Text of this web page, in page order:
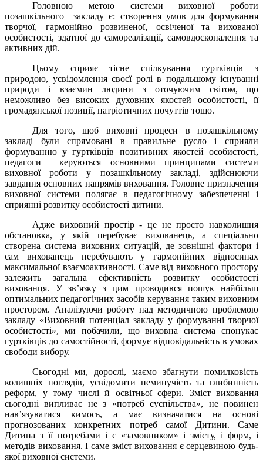
Головною метою системи виховної роботи
позашкільного закладу є: створення умов для формування
творчої, гармонійно розвиненої, освіченої та вихованої
особистості, здатної до самореалізації, самовдосконалення та
активних дій.
Цьому сприяє тісне спілкування гуртківців з
природою, усвідомлення своєї ролі в подальшому існуванні
природи і взаємин людини з оточуючим світом, що
неможливо без високих духовних якостей особистості, її
громадянської позиції, патріотичних почуттів тощо.
Для того, щоб виховні процеси в позашкільному
закладі були спрямовані в правильне русло і сприяли
формуванню у гуртківців позитивних якостей особистості,
педагоги керуються основними принципами системи
виховної роботи у позашкільному закладі, здійснюючи
завдання основних напрямів виховання. Головне призначення
виховної системи полягає в педагогічному забезпеченні і
сприянні розвитку особистості дитини.
Адже виховний простір - це не просто навколишня
обстановка, у якій перебуває вихованець, а спеціально
створена система виховних ситуацій, де зовнішні фактори і
сам вихованець перебувають у гармонійних відносинах
максимальної взаємоактивності. Саме від виховного простору
залежить загальна ефективність розвитку особистості
вихованця. У зв’язку з цим проводився пошук найбільш
оптимальних педагогічних засобів керування таким виховним
простором. Аналізуючи роботу над методичною проблемою
закладу «Виховний потенціал закладу у формуванні творчої
особистості», ми побачили, що виховна система спонукає
гуртківців до самостійності, формує відповідальність в умовах
свободи вибору.
Сьогодні ми, дорослі, маємо збагнути помилковість
колишніх поглядів, усвідомити неминучість та глибинність
реформ, у тому числі й освітньої сфери. Зміст виховання
сьогодні випливає не з «потреб суспільства», не повинен
нав’язуватися кимось, а має визначатися на основі
прогнозованих конкретних потреб самої Дитини. Саме
Дитина з її потребами і є «замовником» і змісту, і форм, і
методів виховання. І саме зміст виховання є серцевиною будь-
якої виховної системи.